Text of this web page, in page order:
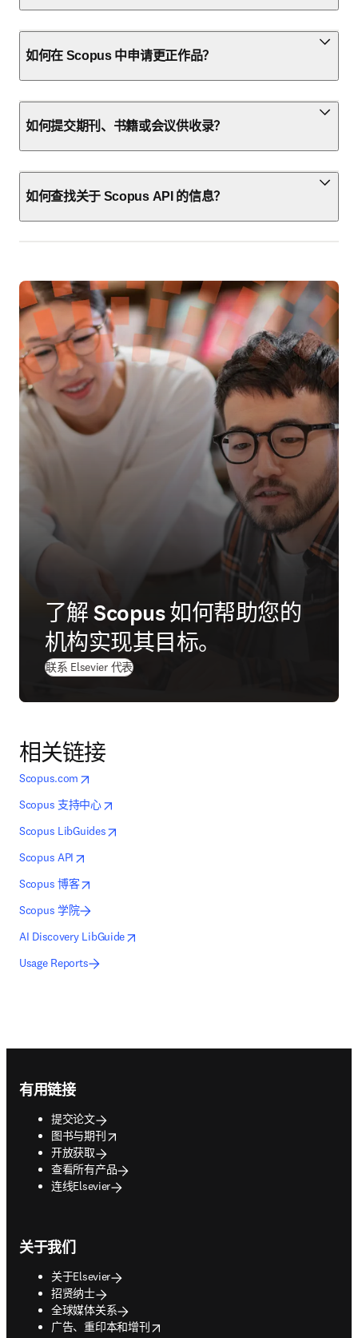
如何在 Scopus 中申请更正作品？
如何提交期刊、书籍或会议供收录？
如何查找关于 Scopus API 的信息？
了解 Scopus 如何帮助您的
机构实现其目标。
联系 Elsevier 代表
相关链接
Scopus.com 在新的选项卡/窗口中打开
opens in new tab/window
Scopus 支持中心在新的选项卡/窗口中打开
opens in new tab/window
Scopus LibGuides在新的选项卡/窗口中打开
opens in new tab/window
Scopus API 在新的选项卡/窗口中打开
opens in new tab/window
Scopus 博客在新的选项卡/窗口中打开
opens in new tab/window
Scopus 学院
AI Discovery LibGuide在新的选项卡/窗口中打开
opens in new tab/window
Usage Reports
有用链接
提交论文
图书与期刊
opens in new tab/window
开放获取
查看所有产品
连线Elsevier
关于我们
关于Elsevier
招贤纳士
全球媒体关系
广告、重印本和增刊
opens in new tab/window